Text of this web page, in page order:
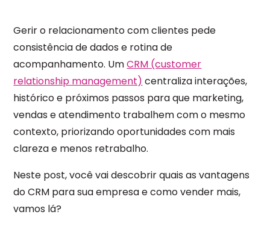
Gerir o relacionamento com clientes pede
consistência de dados e rotina de
acompanhamento. UmCRM (customer
relationship management) centraliza interações,
histórico e próximos passos para que marketing,
vendas e atendimento trabalhem com o mesmo
contexto, priorizando oportunidades com mais
clareza e menos retrabalho.
Neste post, você vai descobrir quais as vantagens
do CRM para sua empresa e como vender mais,
vamos lá?